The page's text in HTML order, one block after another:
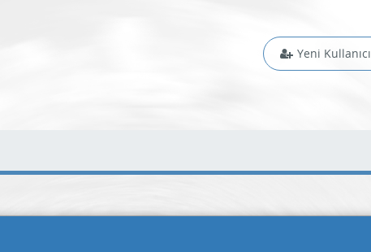
Yeni Kullanıcı